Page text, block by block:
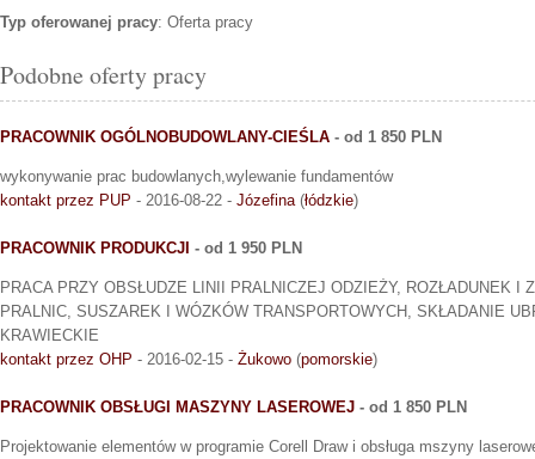
Typ oferowanej pracy: Oferta pracy
Podobne oferty pracy
PRACOWNIK OGÓLNOBUDOWLANY-CIEŚLA - od 1 850 PLN
wykonywanie prac budowlanych,wylewanie fundamentów
kontakt przez PUP - 2016-08-22 - Józefina (łódzkie)
PRACOWNIK PRODUKCJI - od 1 950 PLN
PRACA PRZY OBSŁUDZE LINII PRALNICZEJ ODZIEŻY, ROZŁADUNEK I
PRALNIC, SUSZAREK I WÓZKÓW TRANSPORTOWYCH, SKŁADANIE
KRAWIECKIE
kontakt przez OHP - 2016-02-15 - Żukowo (pomorskie)
PRACOWNIK OBSŁUGI MASZYNY LASEROWEJ - od 1 850 PLN
Projektowanie elementów w programie Corell Draw i obsługa mszyny